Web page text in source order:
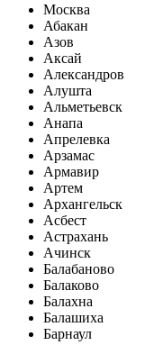
Москва
Абакан
Азов
Аксай
Александров
Алушта
Альметьевск
Анапа
Апрелевка
Арзамас
Армавир
Артем
Архангельск
Асбест
Астрахань
Ачинск
Балабаново
Балаково
Балахна
Балашиха
Барнаул